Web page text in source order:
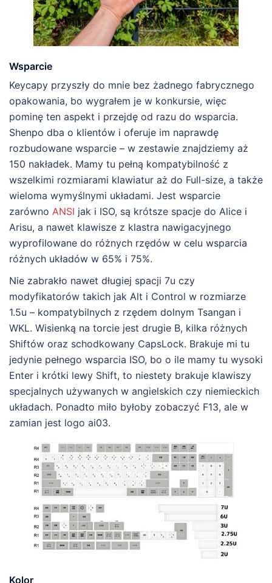
Wsparcie
Keycapy przyszły do mnie bez żadnego fabrycznego
opakowania, bo wygrałem je w konkursie, więc
pominę ten aspekt i przejdę od razu do wsparcia.
Shenpo dba o klientów i oferuje im naprawdę
rozbudowane wsparcie – w zestawie znajdziemy aż
150 nakładek. Mamy tu pełną kompatybilność z
wszelkimi rozmiarami klawiatur aż do Full-size, a także
wieloma wymyślnymi układami. Jest wsparcie
zarówno ANSI jak i ISO, są krótsze spacje do Alice i
Arisu, a nawet klawisze z klastra nawigacyjnego
wyprofilowane do różnych rzędów w celu wsparcia
różnych układów w 65% i 75%.
Nie zabrakło nawet długiej spacji 7u czy
modyfikatorów takich jak Alt i Control w rozmiarze
1.5u – kompatybilnych z rzędem dolnym Tsangan i
WKL. Wisienką na torcie jest drugie B, kilka różnych
Shiftów oraz schodkowany CapsLock. Brakuje mi tu
jedynie pełnego wsparcia ISO, bo o ile mamy tu wysoki
Enter i krótki lewy Shift, to niestety brakuje klawiszy
specjalnych używanych w angielskich czy niemieckich
układach. Ponadto miło byłoby zobaczyć F13, ale w
zamian jest logo ai03.
Kolor